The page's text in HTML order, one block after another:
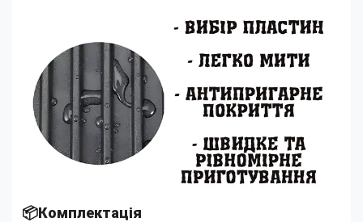
📦Комплектація